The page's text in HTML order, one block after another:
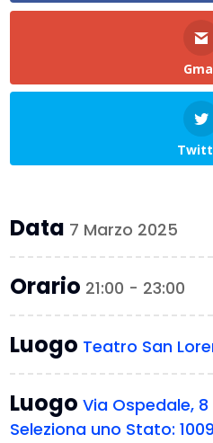
Data 7 Marzo 2025
Orario 21:00 - 23:00
Luogo Teatro San
LuogoVia Ospedale,
Seleziona uno Stato: